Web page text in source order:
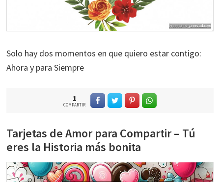
Solo hay dos momentos en que quiero estar contigo:
Ahora y para Siempre
1
COMPARTIR
Tarjetas de Amor para Compartir – Tú
eres la Historia más bonita